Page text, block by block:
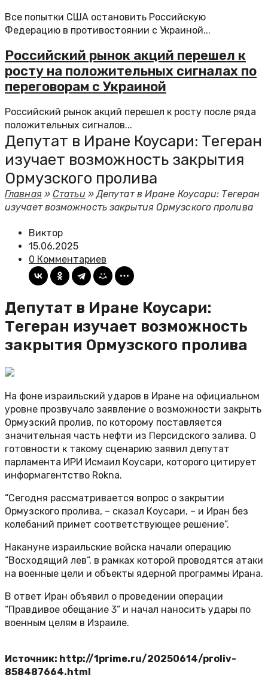
Все попытки США остановить Российскую
Федерацию в противостоянии с Украиной...
Российский рынок акций перешел к
росту на положительных сигналах по
переговорам с Украиной
Российский рынок акций перешел к росту после ряда
положительных сигналов...
Депутат в Иране Коусари: Тегеран
изучает возможность закрытия
Ормузского пролива
Главная»Статьи »Депутат в Иране Коусари: Тегеран
изучает возможность закрытия Ормузского пролива
Виктор
15.06.2025
0 Комментариев
Депутат в Иране Коусари:
Тегеран изучает возможность
закрытия Ормузского пролива
На фоне израильский ударов в Иране на официальном
уровне прозвучало заявление о возможности закрыть
Ормузский пролив, по которому поставляется
значительная часть нефти из Персидского залива. О
готовности к такому сценарию заявил депутат
парламента ИРИ Исмаил Коусари, которого цитирует
информагентство Rokna.
“Сегодня рассматривается вопрос о закрытии
Ормузского пролива, – сказал Коусари, – и Иран без
колебаний примет соответствующее решение”.
Накануне израильские войска начали операцию
“Восходящий лев”, в рамках которой проводятся атаки
на военные цели и объекты ядерной программы Ирана.
В ответ Иран объявил о проведении операции
“Правдивое обещание 3” и начал наносить удары по
военным целям в Израиле.
Источник: http://1prime.ru/20250614/proliv-
858487664.html